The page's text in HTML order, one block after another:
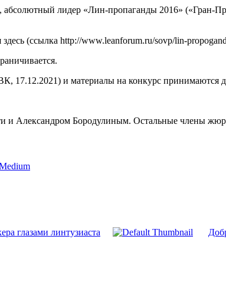
лидер «Лин-пропаганды 2016» («Гран-
(ссылка http://www.leanforum.ru/sovp/lin-
17.12.2021) и материалы на конкурс принимаются
и Александром Бородулиным. Остальные члены
глазами линтузиаста